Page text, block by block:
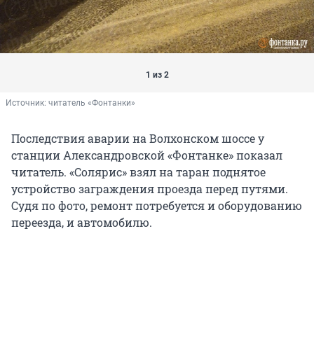
1 из 2
Источник: читатель «Фонтанки»
Последствия аварии на Волхонском шоссе у
станции Александровской «Фонтанке» показал
читатель. «Солярис» взял на таран поднятое
устройство заграждения проезда перед путями.
Судя по фото, ремонт потребуется и оборудованию
переезда, и автомобилю.